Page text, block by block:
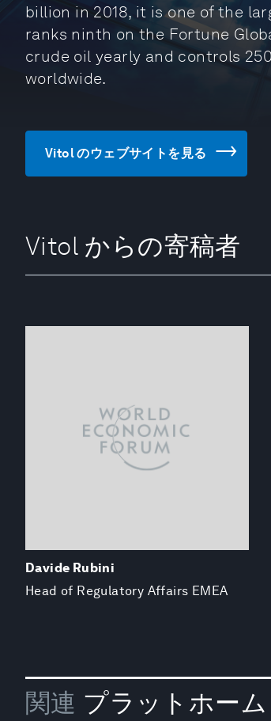
billion in 2018, it is one of the
ranks ninth on the Fortune
crude oil yearly and controls
worldwide.
Vitol のウェブサイトを見る
Vitol からの寄稿者
Davide Rubini
Head of Regulatory Affairs EMEA
関連 プラットホーム